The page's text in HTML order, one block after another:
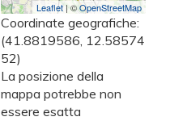
Leaflet| ©OpenStreetMap
Coordinate geografiche:
(41.8819586, 12.58574
52)
La posizione della
mappa potrebbe non
essere esatta